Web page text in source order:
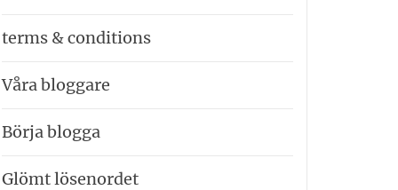
terms & conditions
Våra bloggare
Börja blogga
Glömt lösenordet